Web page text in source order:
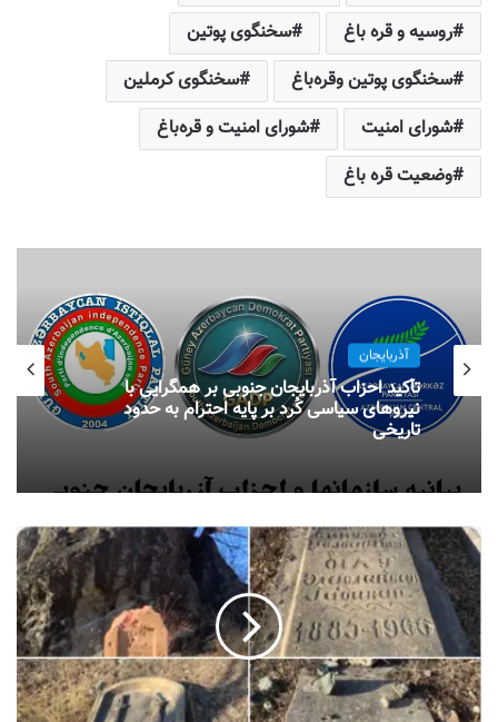
روسیه و قره باغ
سخنگوی پوتین
سخنگوی پوتین وقره‌باغ
سخنگوی کرملین
شورای امنیت
شورای امنیت و قره‌باغ
وضعیت قره باغ
آذربایجان
تأکید احزاب آذربایجان جنوبی بر همگرایی با
نیروهای سیاسی کُرد بر پایه احترام به حدود
تاریخی